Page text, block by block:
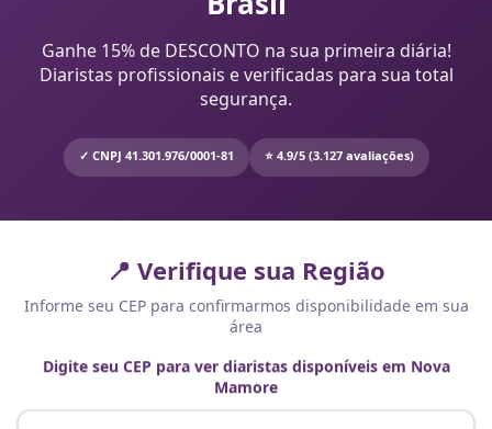
Ganhe 15% de DESCONTO na sua primeira diária!
Diaristas profissionais e verificadas para sua total
segurança.
✓ CNPJ 41.301.976/0001-81 ⭐ 4.9/5 (3.127 avaliações)
📍 Verifique sua Região
Informe seu CEP para confirmarmos disponibilidade em sua
área
Digite seu CEP para ver diaristas disponíveis em Nova
Mamore